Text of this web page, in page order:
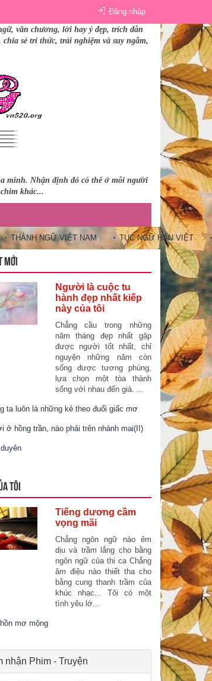
Đăng nhập
văn chương, lời hay ý đẹp, trích dẫn
sẻ tri thức, trải nghiệm và suy ngẫm,
mình. Nhận định đó có thể ở mỗi người
khác...
NGỮ VIỆT NAM TỤC NGỮ HÁN VIỆT 10
MỚI
Người là cuộc tu
hành đẹp nhất kiếp
này của tôi
Chẳng cầu trong những
năm tháng đẹp nhất gặp
được người tốt nhất, chỉ
nguyện những năm còn
sống được tương phùng,
lựa chọn một tòa thành
sống với nhau đến già. ...
ta luôn là những kẻ theo đuổi giấc mơ
ở hồng trần, nào phải trên nhành mai(II)
TÔI
Tiếng dương cầm
vọng mãi
Chẳng ngôn ngữ nào êm
dịu và trầm lắng cho bằng
ngôn ngữ của thi ca Chẳng
âm điệu nào thiết tha cho
bằng cung thanh trầm của
khúc nhạc... Tôi có một
tình yêu lớ...
mơ mộng
nhận Phim - Truyện